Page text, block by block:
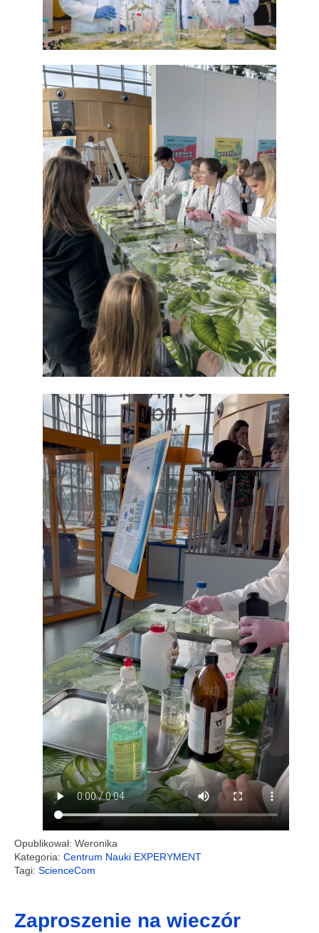
Opublikował: Weronika
Kategoria: Centrum Nauki EXPERYMENT
Tagi: ScienceCom
Zaproszenie na wieczór